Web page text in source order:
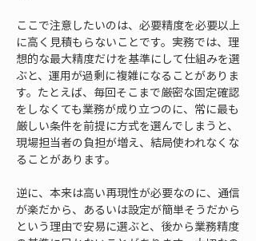
ここで注意したいのは、必要精度を必要以上
に高く見積もらないことです。実務では、理
想的な最大精度だけを基準にして仕組みを選
ぶと、運用が過剰に複雑になることがありま
す。たとえば、毎回そこまで厳密な固定確認
をしなくても業務が成り立つのに、常に最も
厳しい条件を前提に方式を選んでしまうと、
現場担当者の負担が増え、結局使われなくな
ることがあります。
逆に、本来は高い再現性が必要なのに、通信
が楽だから、あるいは設定が簡単そうだから
という理由で安易に選ぶと、後から業務精度